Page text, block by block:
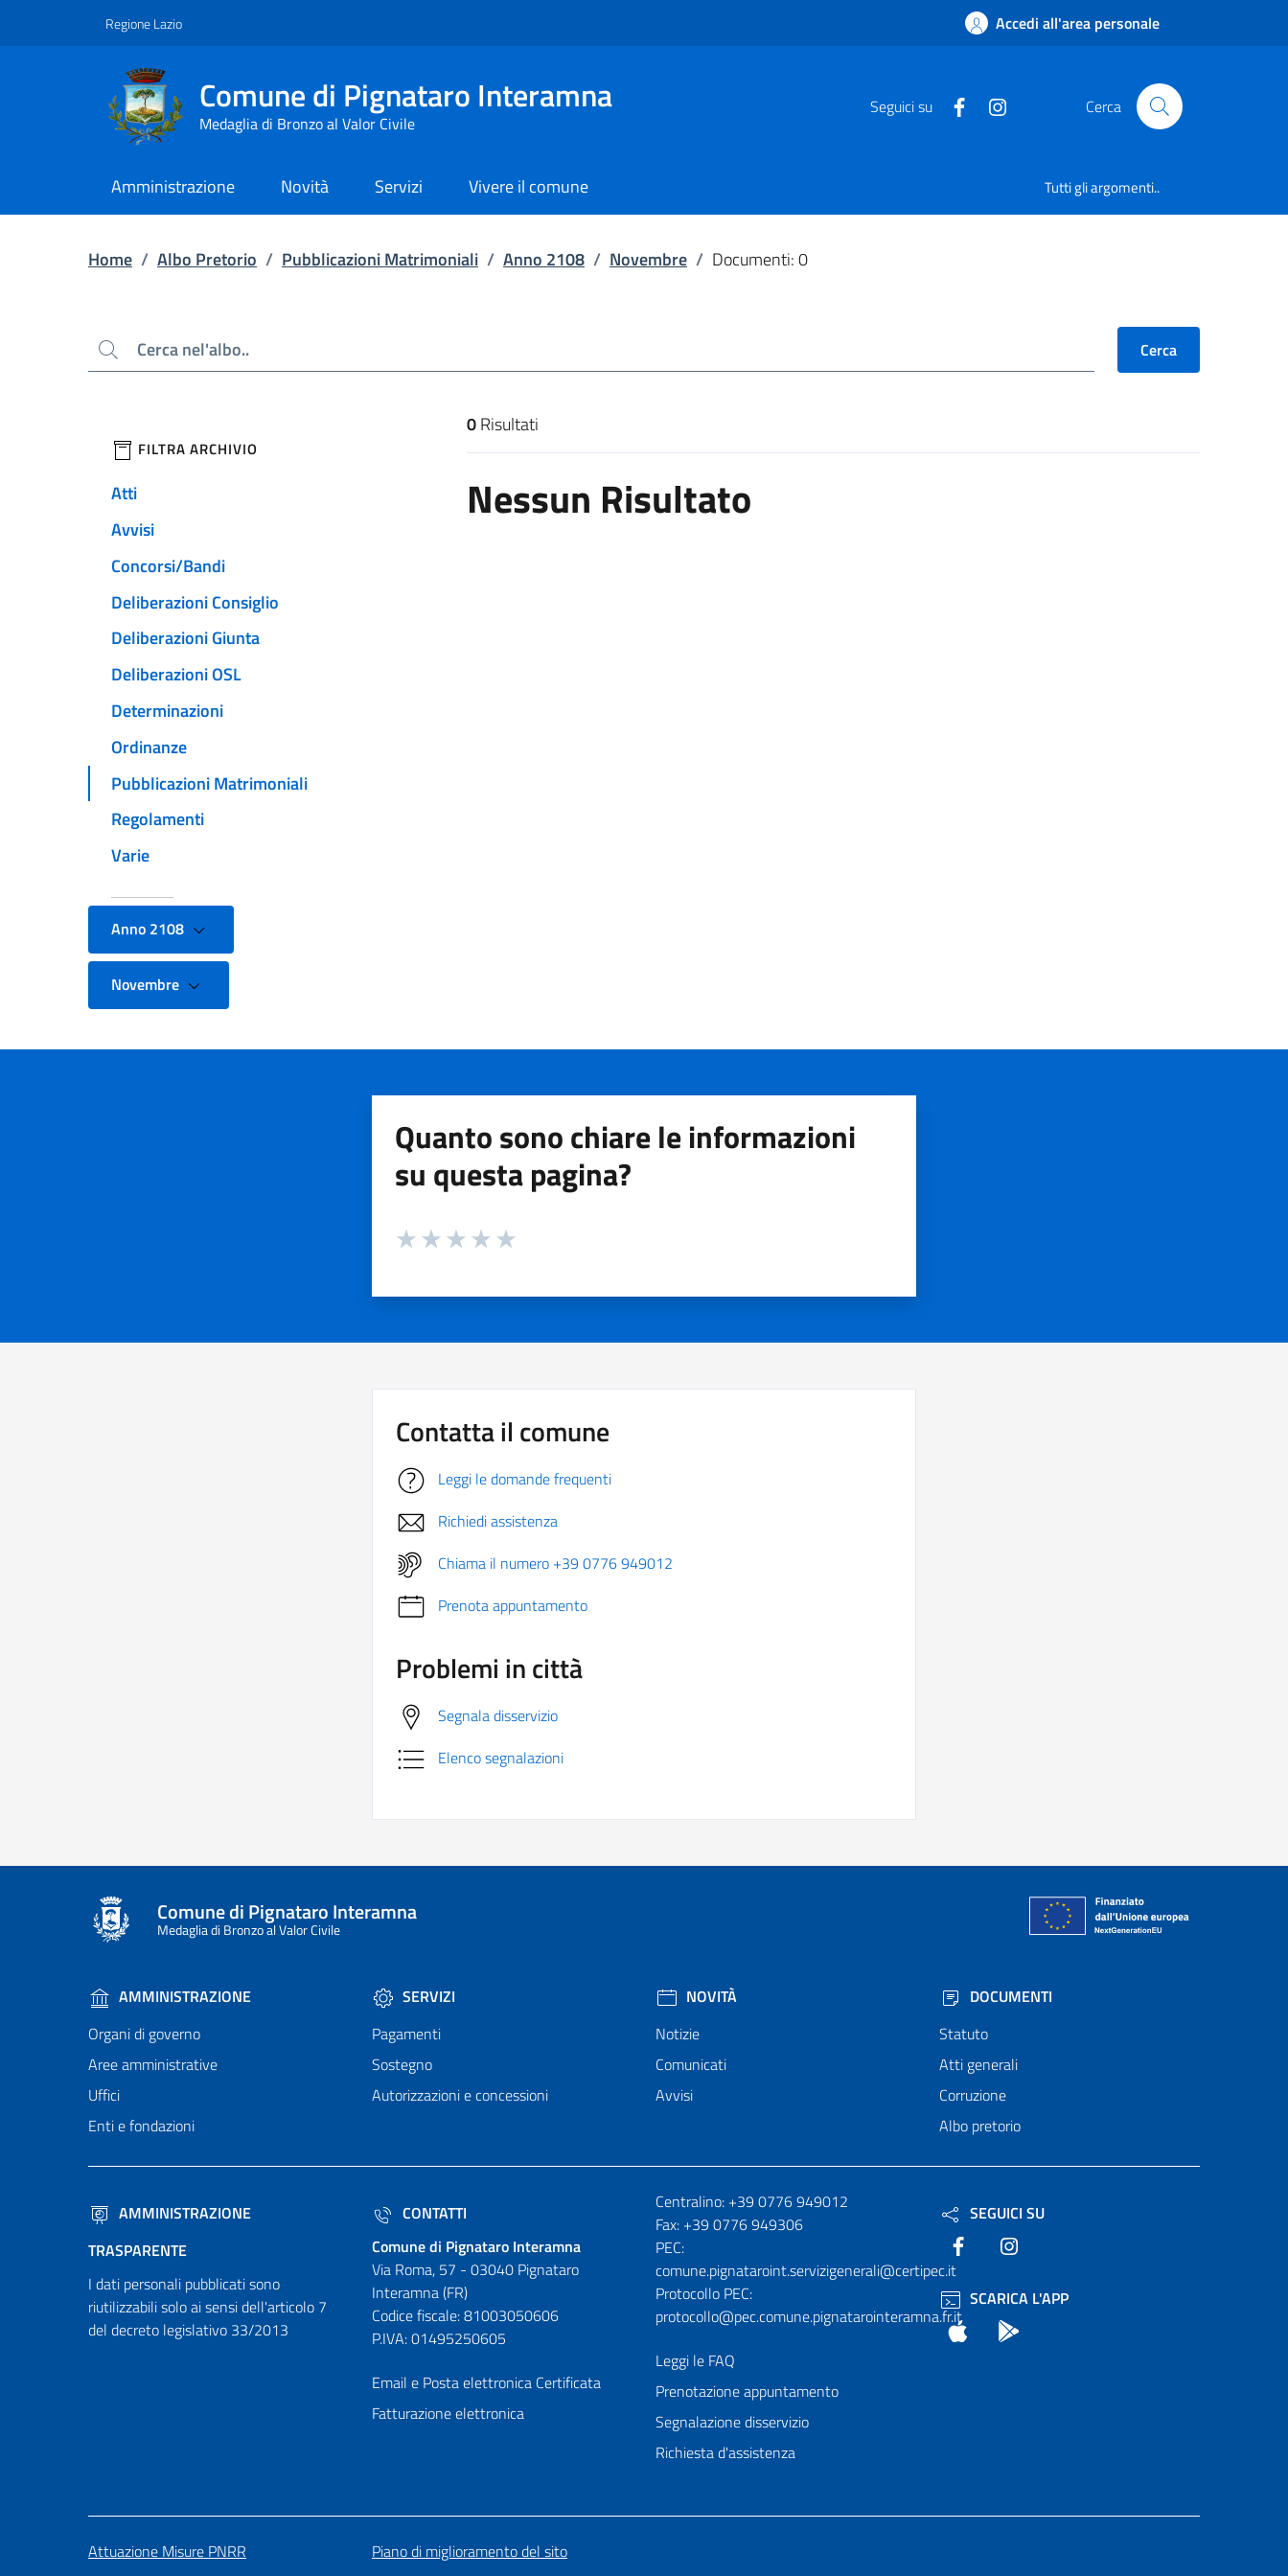
Regione Lazio Accedi all'area personale
Comune di Pignataro Interamna
Medaglia di Bronzo al Valor Civile
Seguici su Cerca
Amministrazione Novità Servizi Vivere il comune Tutti gli argomenti..
Home / Albo Pretorio / Pubblicazioni Matrimoniali / Anno 2108 / Novembre / Documenti: 0
Cerca Cerca
filtri da applicare
FILTRA ARCHIVIO
Atti
Avvisi
Concorsi/Bandi
Deliberazioni Consiglio
Deliberazioni Giunta
Deliberazioni OSL
Determinazioni
Ordinanze
Pubblicazioni Matrimoniali
Regolamenti
Varie
Anno 2108
Novembre
Risultati di ricerca
0Risultati
Nessun Risultato
Quanto sono chiare le informazioni
su questa pagina?
Valuta da 1 a 5 stelle la pagina
Contatta il comune
Leggi le domande frequenti
Richiedi assistenza
Chiama il numero +39 0776 949012
Prenota appuntamento
Problemi in città
Segnala disservizio
Elenco segnalazioni
Comune di Pignataro Interamna
Medaglia di Bronzo al Valor Civile
AMMINISTRAZIONE
Organi di governo
Aree amministrative
Uffici
Enti e fondazioni
SERVIZI
Pagamenti
Sostegno
Autorizzazioni e concessioni
NOVITÀ
Notizie
Comunicati
Avvisi
DOCUMENTI
Statuto
Atti generali
Corruzione
Albo pretorio
AMMINISTRAZIONE
TRASPARENTE
I dati personali pubblicati sono
riutilizzabili solo ai sensi dell'articolo 7
del decreto legislativo 33/2013
CONTATTI
Comune di Pignataro Interamna
Via Roma, 57 - 03040 Pignataro
Interamna (FR)
Codice fiscale: 81003050606
P.IVA: 01495250605
Email e Posta elettronica Certificata
Fatturazione elettronica
Numeri utili
Centralino: +39 0776 949012
Fax: +39 0776 949306
PEC:
comune.pignataroint.servizigenerali@certipec.it
Protocollo PEC:
protocollo@pec.comune.pignatarointeramna.fr.it
Leggi le FAQ
Prenotazione appuntamento
Segnalazione disservizio
Richiesta d'assistenza
SEGUICI SU
Facebook
SCARICA L'APP
App Store
Attuazione Misure PNRR Piano di miglioramento del sito